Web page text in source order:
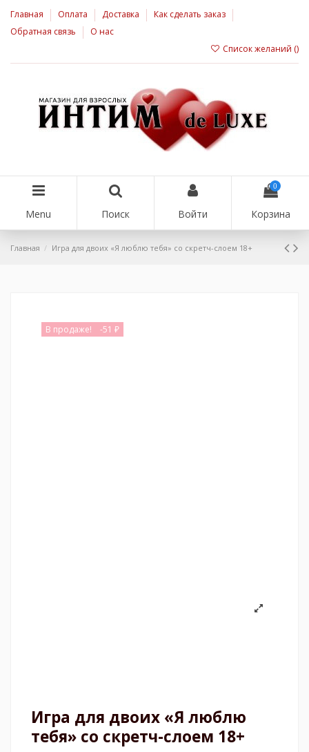
Главная Оплата Доставка
Как сделать заказ
Обратная связь
О нас
Список желаний ()
Menu Поиск Войти
0
Корзина
Главная Игра для двоих «Я люблю тебя» со скретч-слоем 18+
В продаже! -51 ₽
Игра для двоих «Я люблю
тебя» со скретч-слоем 18+